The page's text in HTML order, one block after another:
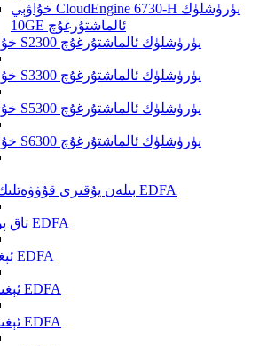
خۇاۋېي CloudEngine 6730-H يۈرۈشلۈك
10GE ئالماشتۇرغۇچ
خۇاۋېي S2300 يۈرۈشلۈك ئالماشتۇرغۇچ
خۇاۋېي S3300 يۈرۈشلۈك ئالماشتۇرغۇچ
خۇاۋېي S5300 يۈرۈشلۈك ئالماشتۇرغۇچ
خۇاۋېي S6300 يۈرۈشلۈك ئالماشتۇرغۇچ
RF بىلەن يۇقىرى قۇۋۋەتلىك EDFA
تاق پورت EDFA
8 ئېغىز EDFA
16 ئېغىز EDFA
32 ئېغىز EDFA